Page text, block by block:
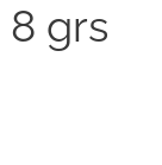
grs